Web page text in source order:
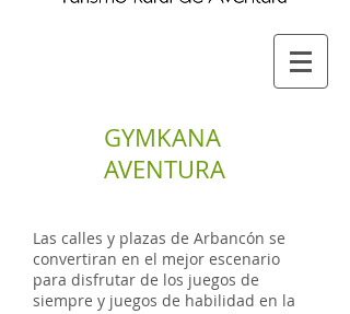
GYMKANA
AVENTURA
Las calles y plazas de Arbancón se
convertiran en el mejor escenario
para disfrutar de los juegos de
siempre y juegos de habilidad en la